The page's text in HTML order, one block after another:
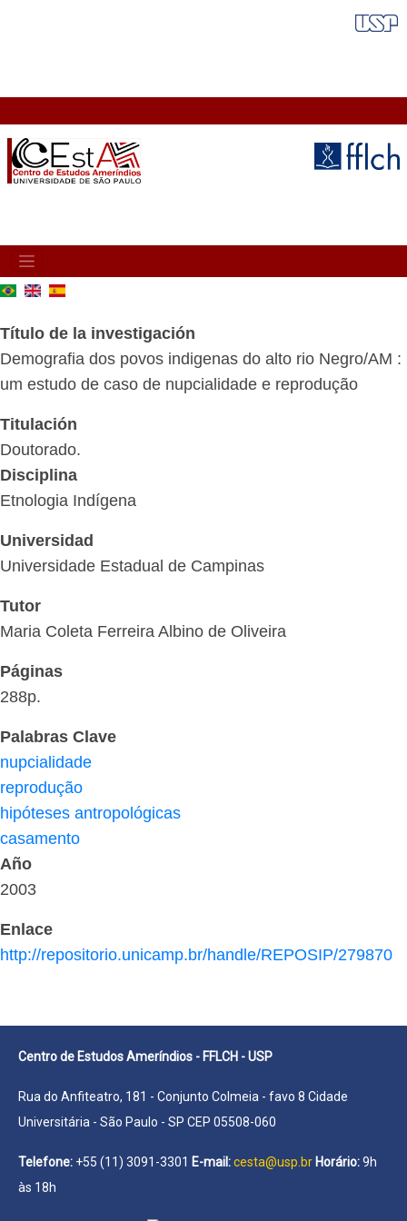
MAIN
NAVIGATION
Título de la investigación
Demografia dos povos indigenas do alto rio Negro/AM :
um estudo de caso de nupcialidade e reprodução
Titulación
Doutorado.
Disciplina
Etnologia Indígena
Universidad
Universidade Estadual de Campinas
Tutor
Maria Coleta Ferreira Albino de Oliveira
Páginas
288p.
Palabras Clave
nupcialidade
reprodução
hipóteses antropológicas
casamento
Año
2003
Enlace
http://repositorio.unicamp.br/handle/REPOSIP/279870
Centro de Estudos Ameríndios - FFLCH - USP
Rua do Anfiteatro, 181 - Conjunto Colmeia - favo 8 Cidade
Universitária - São Paulo - SP CEP 05508-060
Telefone: +55 (11) 3091-3301 E-mail:cesta@usp.br Horário:9h
às 18h